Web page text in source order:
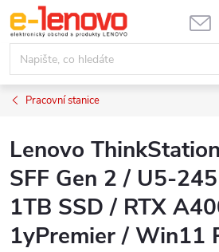
Přejít
na
obsah
Pracovní stanice
Lenovo
SFF Gen 2 / U5-
1TB SSD / RTX
1yPremier / Win11